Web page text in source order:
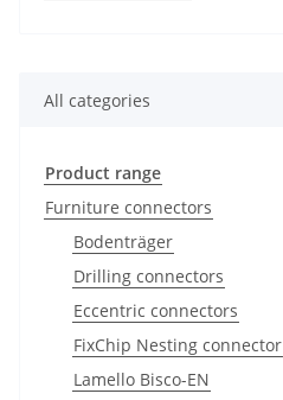
All categories
Product range
Furniture connectors
Bodenträger
Drilling connectors
Eccentric connectors
FixChip Nesting connector
Lamello Bisco-EN